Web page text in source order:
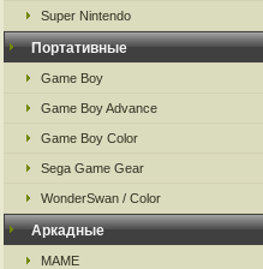
Super Nintendo
Портативные
Game Boy
Game Boy Advance
Game Boy Color
Sega Game Gear
WonderSwan / Color
Аркадные
MAME